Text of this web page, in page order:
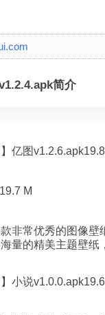
简介
】亿图
M
非常优秀的图像壁
量的精美主题壁纸
】小说